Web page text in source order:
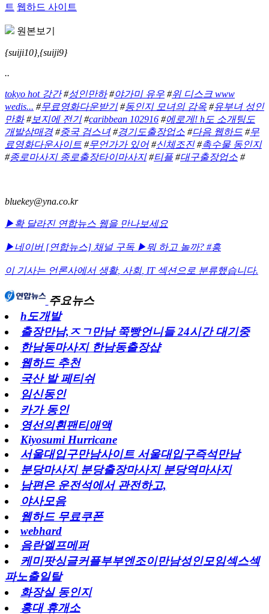
트 웹하드 사이트
원본보기
{suiji10},{suiji9}
..
tokyo hot 강간#성인만하#야가미 유우 #위 디스크 www
wedis... #무료영화다운받기#동인지 모녀의 감옥 #유부녀 성인
만화#보지에 전기#caribbean 102916 #에로게! h도 소개팅도
개발삼매경#중국 검스녀#경기도출장업소 #다음 웹하드 #무
료영화다운사이트 #무언가가 있어#신체조진#촉수물 동인지
#종로마사지 종로출장타이마사지#티플#대구출장업소 #
bluekey@yna.co.kr
▶확 달라진 연합뉴스 웹을 만나보세요
▶네이버 [연합뉴스] 채널 구독 ▶뭐 하고 놀까? #흥
이 기사는 언론사에서 생활, 사회, IT섹션으로 분류했습니다.
주요뉴스
h도개발
출장만남,ㅈㄱ만남 쭉빵언니들 24시간 대기중
한남동마사지 한남동출장샵
웹하드 추천
국산 발 페티쉬
임신동인
카가 동인
영선의흰팬티애액
Kiyosumi Hurricane
서울대입구만남사이트 서울대입구즉석만남
분당마사지 분당출장마사지 분당역마사지
남편은 운전석에서 관전하고,
야사모음
웹하드 무료쿠폰
webhard
음란엘프메퍼
케미팟싱글커플부부엔조이만남성인모임섹스섹
파노출일탈
화장실 동인지
홍대 휴개소